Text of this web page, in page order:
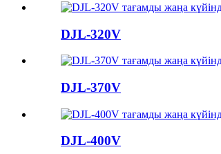
DJL-320V
DJL-370V
DJL-400V